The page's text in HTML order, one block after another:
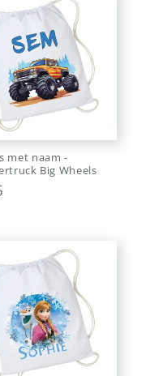
met naam -
Big Wheels